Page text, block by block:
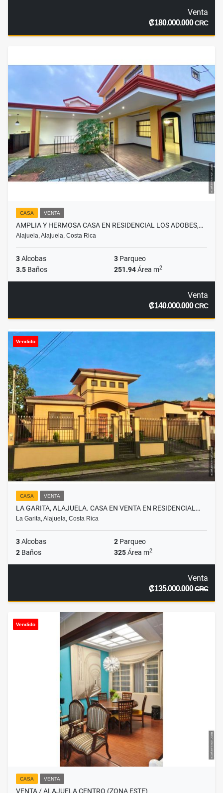
Venta
₡180.000.000CRC
CASA VENTA
AMPLIA Y HERMOSA CASA EN RESIDENCIAL LOS ADOBES,…
Alajuela, Alajuela, Costa Rica
3Alcobas 3 Parqueo
3.5 Baños 251.94Área m2
Venta
₡140.000.000CRC
Vendido
CASA VENTA
LA GARITA, ALAJUELA. CASA EN VENTA EN RESIDENCIAL…
La Garita, Alajuela, Costa Rica
3Alcobas 2 Parqueo
2 Baños 325Área m2
Venta
₡135.000.000CRC
Vendido
CASA VENTA
VENTA / ALAJUELA CENTRO (ZONA ESTE)